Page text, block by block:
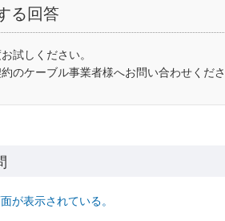
る回答
試しください。
のケーブル事業者様へお問い合わせくださ
が表示されている。